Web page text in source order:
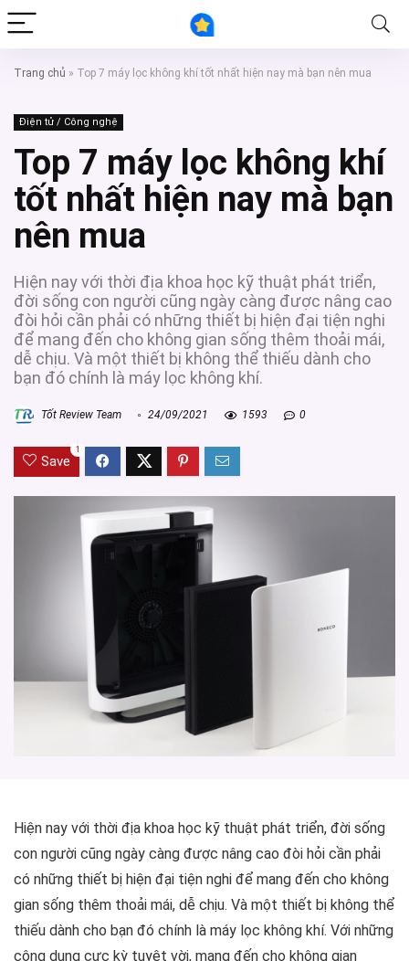
Trang chủ » Top 7 máy lọc không khí tốt nhất hiện nay mà bạn nên mua
Điện tử / Công nghệ
Top 7 máy lọc không khí
tốt nhất hiện nay mà bạn
nên mua
Hiện nay với thời địa khoa học kỹ thuật phát triển,
đời sống con người cũng ngày càng được nâng cao
đòi hỏi cần phải có những thiết bị hiện đại tiện nghi
để mang đến cho không gian sống thêm thoải mái,
dễ chịu. Và một thiết bị không thể thiếu dành cho
bạn đó chính là máy lọc không khí.
Tốt Review Team 24/09/2021 1593 0
Save
1
Hiện nay với thời địa khoa học kỹ thuật phát triển, đời sống
con người cũng ngày càng được nâng cao đòi hỏi cần phải
có những thiết bị hiện đại tiện nghi để mang đến cho không
gian sống thêm thoải mái, dễ chịu. Và một thiết bị không thể
thiếu dành cho bạn đó chính là máy lọc không khí. Với những
công dụng cực kỳ tuyệt vời, mang đến cho không gian